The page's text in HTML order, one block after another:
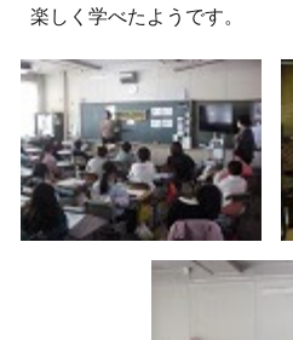
楽しく学べたようです。